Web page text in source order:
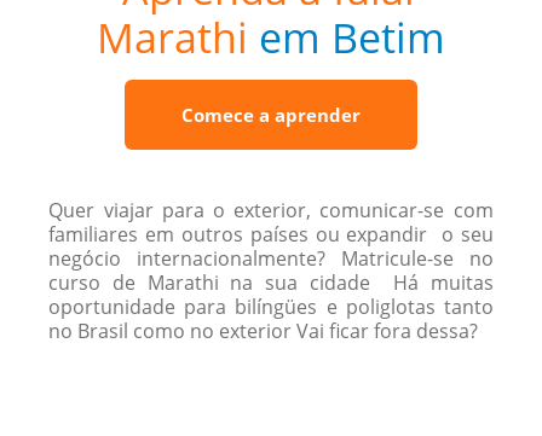
Marathi em Betim
Comece a aprender
Quer viajar para o exterior, comunicar-se com
familiares em outros países ou expandir o seu
negócio internacionalmente? Matricule-se no
curso de Marathi na sua cidade Há muitas
oportunidade para bilíngües e poliglotas tanto
no Brasil como no exterior Vai ficar fora dessa?